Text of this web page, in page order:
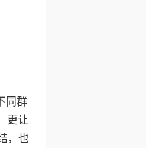
同群
更让
，也